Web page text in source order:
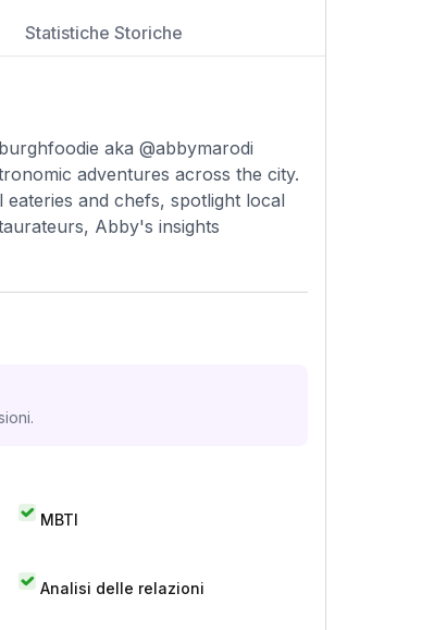
Statistiche Storiche
aka @abbymarodi
adventures across the city.
and chefs, spotlight local
Abby's insights
MBTI
Analisi delle relazioni